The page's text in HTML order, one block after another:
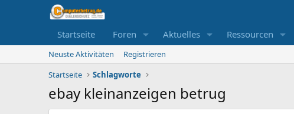
Startseite Foren Aktuelles Ressourcen
Neuste Aktivitäten
Registrieren
Startseite
Schlagworte
ebay kleinanzeigen betrug